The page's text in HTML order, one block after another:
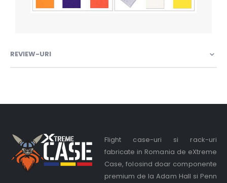
REVIEW-URI
Flight case-uri si rack-uri
fabricate in Romania de eXtreme
Case, folosind doar componente
premium de la Adam Hall si Penn